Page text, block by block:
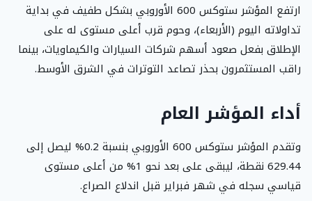
ارتفع المؤشر ستوكس 600 الأوروبي بشكل طفيف في بداية
تداولاته اليوم (الأربعاء)، وحوم قرب أعلى مستوى له على
الإطلاق بفعل صعود أسهم شركات السيارات والكيماويات، بينما
راقب المستثمرون بحذر تصاعد التوترات في الشرق الأوسط.
أداء المؤشر العام
وتقدم المؤشر ستوكس 600 الأوروبي بنسبة 0.2% ليصل إلى
629.44 نقطة، ليبقى على بعد نحو 1% من أعلى مستوى
قياسي سجله في شهر فبراير قبل اندلاع الصراع.